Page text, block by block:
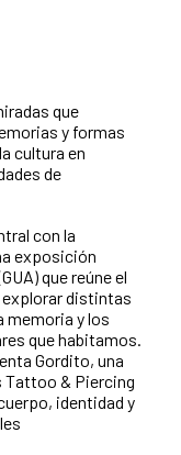
que
y formas
cultura en
de
con la
exposición
que reúne el
explorar distintas
memoria y los
que habitamos.
Gordito, una
Tattoo & Piercing
identidad y